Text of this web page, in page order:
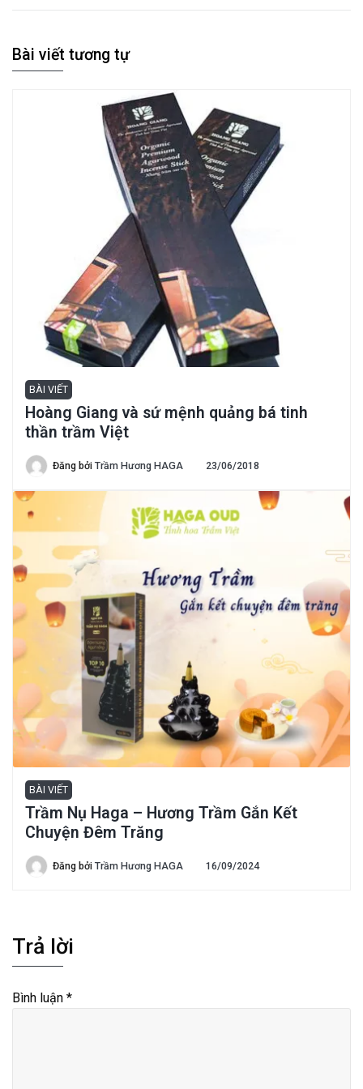
Bài viết tương tự
BÀI VIẾT
Hoàng Giang và sứ mệnh quảng bá tinh
thần trầm Việt
Đăng bởi Trầm Hương HAGA 23/06/2018
BÀI VIẾT
Trầm Nụ Haga – Hương Trầm Gắn Kết
Chuyện Đêm Trăng
Đăng bởi Trầm Hương HAGA 16/09/2024
Trả lời
Bình luận *